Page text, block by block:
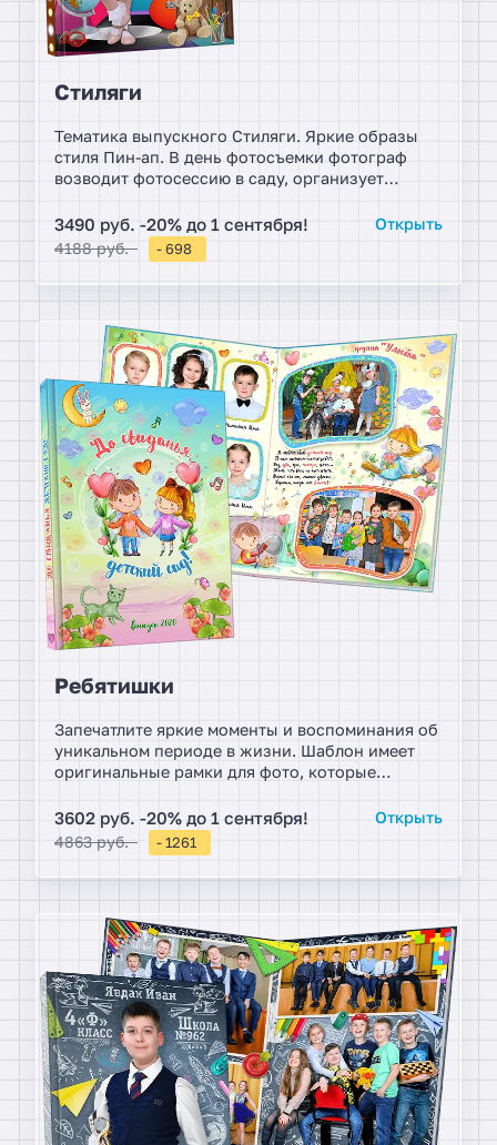
Стиляги
Тематика выпускного Стиляги. Яркие образы
стиля Пин-ап. В день фотосъемки фотограф
возводит фотосессию в саду, организует
фотокнигах.
3490 руб. -20% до 1 сентября!
4188 руб. - 698
Открыть
Ребятишки
Запечатлите яркие моменты и воспоминания об
уникальном периоде в жизни. Шаблон имеет
оригинальные рамки для фото, которые
подчеркивая композицию кадра.
3602 руб. -20% до 1 сентября!
4863 руб. - 1261
Открыть